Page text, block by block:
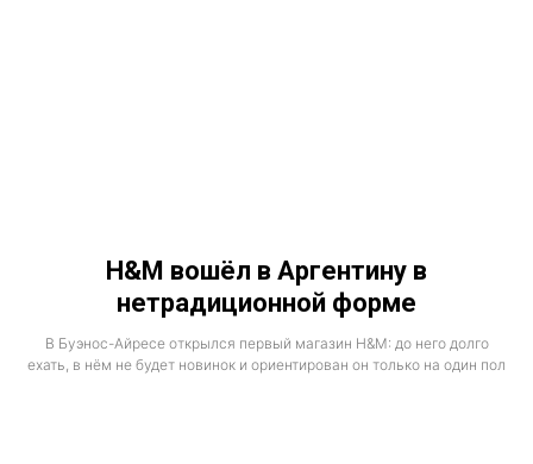
H&M вошёл в Аргентину в
нетрадиционной форме
В Буэнос-Айресе открылся первый магазин H&M: до него долго
ехать, в нём не будет новинок и ориентирован он только на один пол